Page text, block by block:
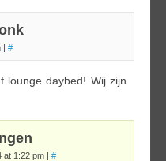
| #
lounge daybed! Wij zijn
at 1:22 pm | #